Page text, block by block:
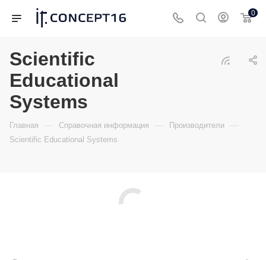
0
Scientific
Educational
Systems
Главная — Справочная информация — Производители —
Scientific Educational Systems